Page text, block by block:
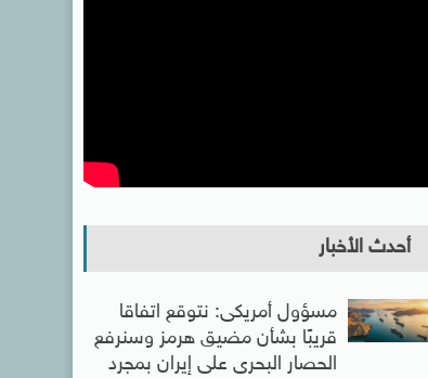
أحدث الأخبار
مسؤول أمريكى: نتوقع اتفاقا
قريبًا بشأن مضيق هرمز وسنرفع
الحصار البحرى على إيران بمجرد